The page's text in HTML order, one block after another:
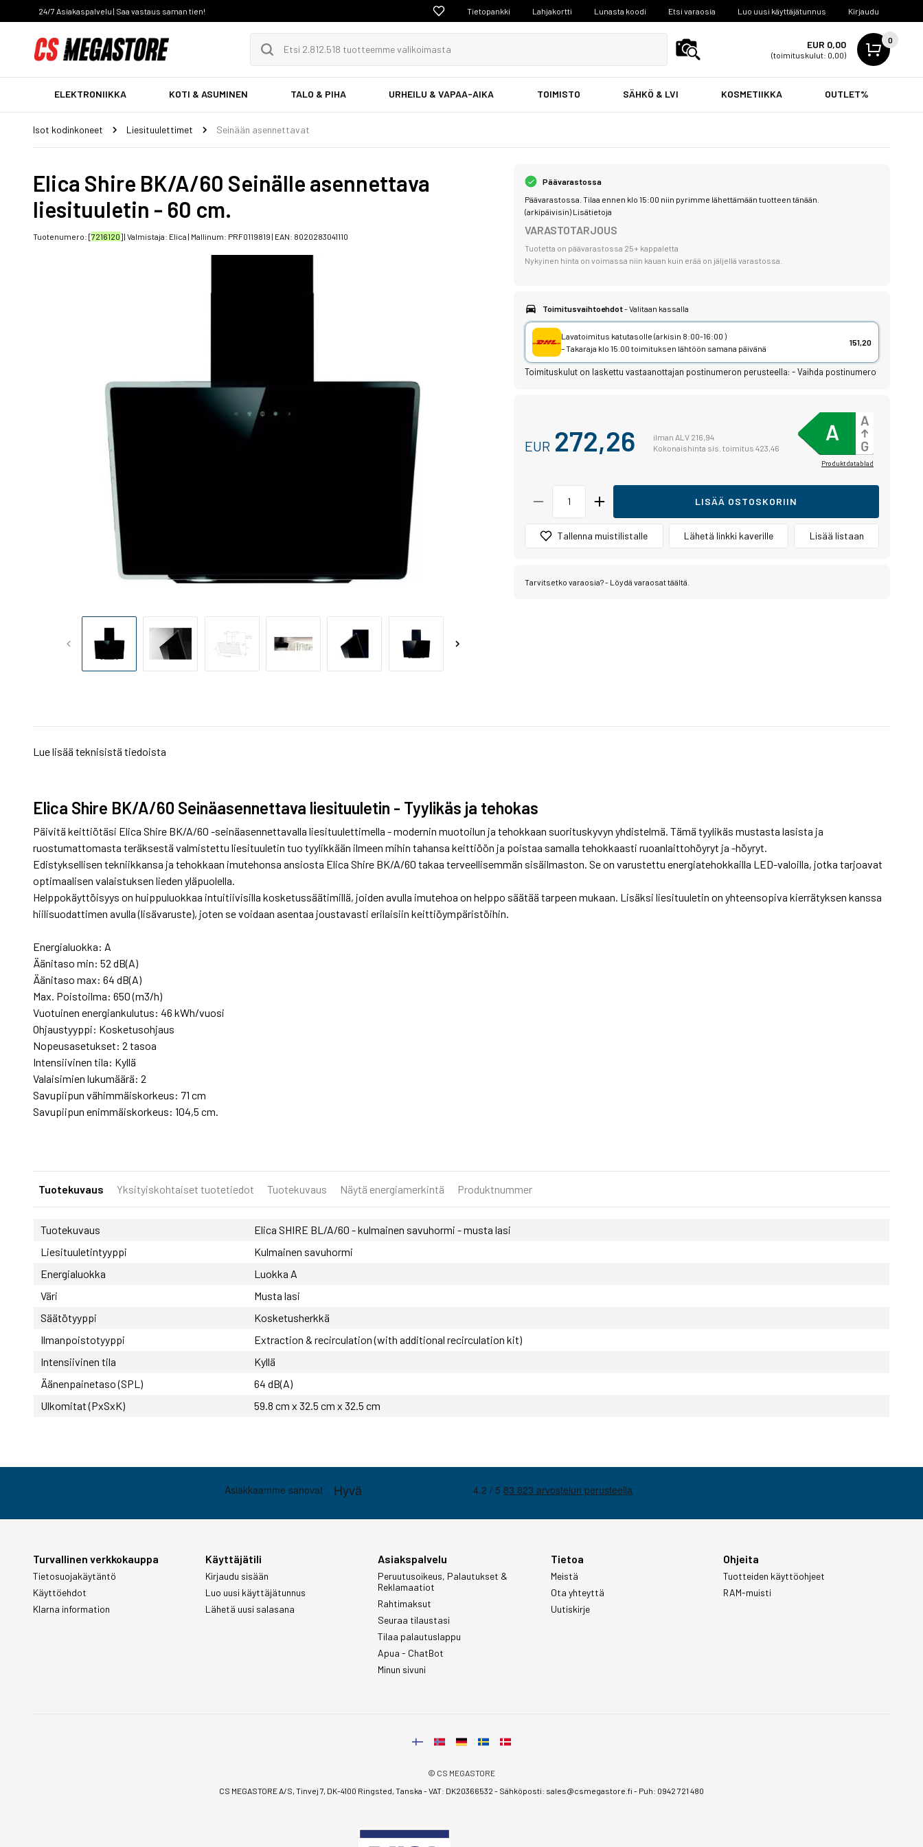
24/7 Asiakaspalvelu | Saa vastaus saman tien! Tietopankki Lahjakortti Lunasta koodi Etsi varaosia Luo uusi käyttäjätunnus Kirjaudu
EUR 0,00
(toimituskulut: 0,00)
0
ELEKTRONIIKKA KOTI & ASUMINEN TALO & PIHA URHEILU & VAPAA-AIKA TOIMISTO SÄHKÖ & LVI KOSMETIIKKA OUTLET%
Isot kodinkoneet Liesituulettimet Seinään asennettavat
Elica Shire BK/A/60 Seinälle asennettava
liesituuletin - 60 cm.
Tuotenumero: [7216120] | Valmistaja: Elica | Mallinum: PRF0119819 | EAN: 8020283041110
Päävarastossa
Päävarastossa. Tilaa ennen klo 15:00 niin pyrimme lähettämään tuotteen tänään.
(arkipäivisin) Lisätietoja
VARASTOTARJOUS
Tuotetta on päävarastossa 25+ kappaletta
Nykyinen hinta on voimassa niin kauan kuin erää on jäljellä varastossa.
Toimitusvaihtoehdot- Valitaan kassalla
Lavatoimitus katutasolle (arkisin 8:00-16:00 )
– Takaraja klo 15.00 toimituksen lähtöön samana päivänä
151,20
Toimituskulut on laskettu vastaanottajan postinumeron perusteella: -Vaihda postinumero
EUR 272,26
ilman ALV 216,94
Kokonaishinta sis. toimitus 423,46
Produktdatablad
LISÄÄ OSTOSKORIIN
Tallenna muistilistalle Lähetä linkki kaverille Lisää listaan
Tarvitsetko varaosia? - Löydä varaosat täältä.
Lue lisää teknisistä tiedoista
Elica Shire BK/A/60 Seinäasennettava liesituuletin - Tyylikäs ja tehokas
Päivitä keittiötäsi Elica Shire BK/A/60 -seinäasennettavalla liesituulettimella - modernin muotoilun ja tehokkaan suorituskyvyn yhdistelmä. Tämä tyylikäs mustasta lasista ja
ruostumattomasta teräksestä valmistettu liesituuletin tuo tyylikkään ilmeen mihin tahansa keittiöön ja poistaa samalla tehokkaasti ruoanlaittohöyryt ja -höyryt.
Edistyksellisen tekniikkansa ja tehokkaan imutehonsa ansiosta Elica Shire BK/A/60 takaa terveellisemmän sisäilmaston. Se on varustettu energiatehokkailla LED-valoilla, jotka tarjoavat
optimaalisen valaistuksen lieden yläpuolella.
Helppokäyttöisyys on huippuluokkaa intuitiivisilla kosketussäätimillä, joiden avulla imutehoa on helppo säätää tarpeen mukaan. Lisäksi liesituuletin on yhteensopiva kierrätyksen kanssa
hiilisuodattimen avulla (lisävaruste), joten se voidaan asentaa joustavasti erilaisiin keittiöympäristöihin.
Energialuokka: A
Äänitaso min: 52 dB(A)
Äänitaso max: 64 dB(A)
Max. Poistoilma: 650 (m3/h)
Vuotuinen energiankulutus: 46 kWh/vuosi
Ohjaustyyppi: Kosketusohjaus
Nopeusasetukset: 2 tasoa
Intensiivinen tila: Kyllä
Valaisimien lukumäärä: 2
Savupiipun vähimmäiskorkeus: 71 cm
Savupiipun enimmäiskorkeus: 104,5 cm.
Tuotekuvaus Yksityiskohtaiset tuotetiedot Tuotekuvaus Näytä energiamerkintä Produktnummer
Tuotekuvaus
Elica SHIRE BL/A/60 - kulmainen savuhormi - musta lasi
Liesituuletintyyppi
Kulmainen savuhormi
Energialuokka
Luokka A
Väri
Musta lasi
Säätötyyppi
Kosketusherkkä
Ilmanpoistotyyppi
Extraction & recirculation (with additional recirculation kit)
Intensiivinen tila
Kyllä
Äänenpainetaso (SPL)
64 dB(A)
Ulkomitat (PxSxK)
59.8 cm x 32.5 cm x 32.5 cm
Turvallinen verkkokauppa
Tietosuojakäytäntö
Käyttöehdot
Klarna information
Käyttäjätili
Kirjaudu sisään
Luo uusi käyttäjätunnus
Lähetä uusi salasana
Asiakspalvelu
Peruutusoikeus, Palautukset &
Reklamaatiot
Rahtimaksut
Seuraa tilaustasi
Tilaa palautuslappu
Apua - ChatBot
Minun sivuni
Tietoa
Meistä
Ota yhteyttä
Uutiskirje
Ohjeita
Tuotteiden käyttöohjeet
RAM-muisti
© CS MEGASTORE
CS MEGASTORE A/S, Tinvej 7, DK-4100 Ringsted, Tanska - VAT: DK20366532 - Sähköposti: sales@csmegastore.fi- Puh: 0942 721 480